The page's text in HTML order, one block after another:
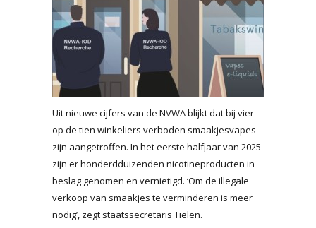
Uit nieuwe cijfers van de NVWA blijkt dat bij vier
op de tien winkeliers verboden smaakjesvapes
zijn aangetroffen. In het eerste halfjaar van 2025
zijn er honderdduizenden nicotineproducten in
beslag genomen en vernietigd. ‘Om de illegale
verkoop van smaakjes te verminderen is meer
nodig’, zegt staatssecretaris Tielen.